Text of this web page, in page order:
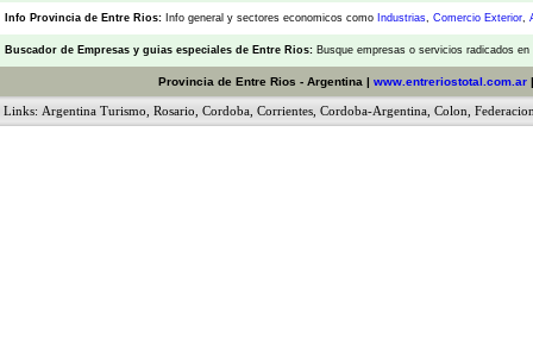
Info Provincia de Entre Rios: Info general y sectores economicos como Industrias, Comercio Exterior,
Buscador de Empresas y guias especiales de Entre Rios: Busque empresas o servicios radicados
Provincia de Entre Rios - Argentina | www.entreriostotal.com.ar
Links: Argentina Turismo Rosario Cordoba Corrientes Cordoba-Argentina Colon